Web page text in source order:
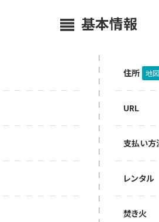
基本情報
住所 地
URL
支払い方
レンタル
焚き火